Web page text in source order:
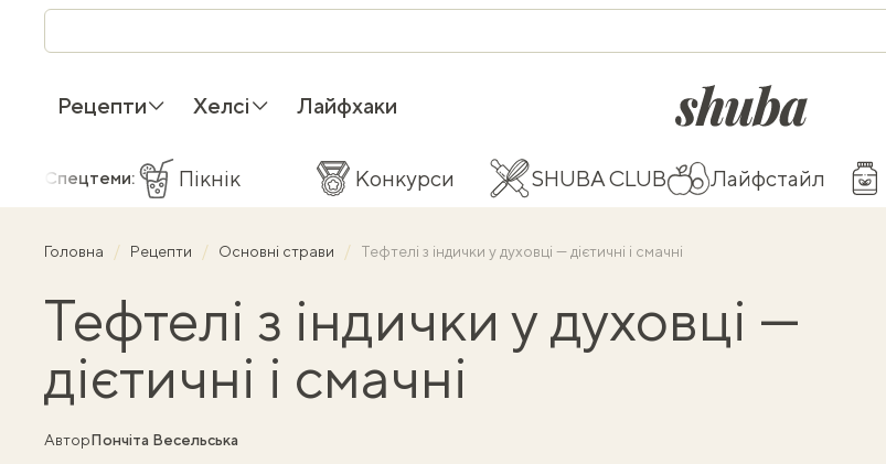
Рецепти Хелсі Лайфхаки shuba.life
Спецтеми: Пікнік Конкурси SHUBA CLUB Лайфстайл
Головна Рецепти Основні страви Тефтелі з індички у духовці — дієтичні і смачні
Тефтелі з індички у духовці —
дієтичні і смачні
АвторПончіта Весельська